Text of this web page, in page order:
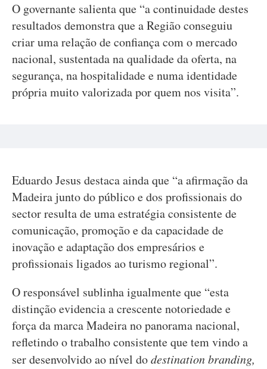
O governante salienta que “a continuidade destes
resultados demonstra que a Região conseguiu
criar uma relação de confiança com o mercado
nacional, sustentada na qualidade da oferta, na
segurança, na hospitalidade e numa identidade
própria muito valorizada por quem nos visita”.
Eduardo Jesus destaca ainda que “a afirmação da
Madeira junto do público e dos profissionais do
sector resulta de uma estratégia consistente de
comunicação, promoção e da capacidade de
inovação e adaptação dos empresários e
profissionais ligados ao turismo regional”.
O responsável sublinha igualmente que “esta
distinção evidencia a crescente notoriedade e
força da marca Madeira no panorama nacional,
refletindo o trabalho consistente que tem vindo a
ser desenvolvido ao nível dodestination branding,